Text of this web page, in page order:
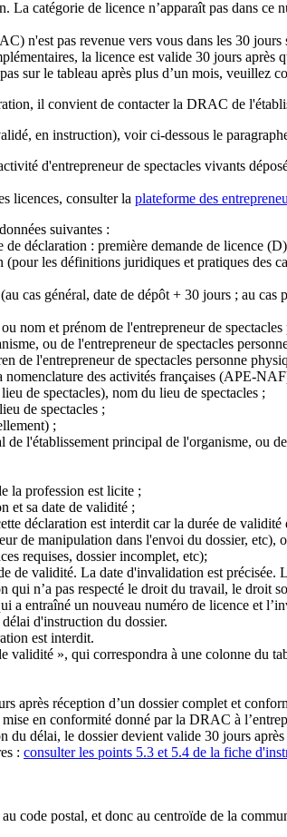
La catégorie de licence n’apparaît pas dans ce
n'est pas revenue vers vous dans les 30
la licence est valide 30 jours après
sur le tableau après plus d’un mois, veuillez
, il convient de contacter la DRAC de
en instruction), voir ci-dessous le
d'entrepreneur de spectacles vivants
licences, consulter la plateforme des
suivantes :
déclaration : première demande de licence
les définitions juridiques et pratiques des
cas général, date de dépôt + 30 jours ; au
nom et prénom de l'entrepreneur de
ou de l'entrepreneur de spectacles
de l'entrepreneur de spectacles personne
des activités françaises (APE-
de spectacles), nom du lieu de spectacles ;
de spectacles ;
;
l'établissement principal de l'organisme, ou
la profession est licite ;
et sa date de validité ;
déclaration est interdit car la durée de
de manipulation dans l'envoi du dossier,
requises, dossier incomplet, etc);
de validité. La date d'invalidation est
qui n’a pas respecté le droit du travail, le
a entraîné un nouveau numéro de licence et
d'instruction du dossier.
est interdit.
validité », qui correspondra à une colonne du
après réception d’un dossier complet et
en conformité donné par la DRAC à
du délai, le dossier devient valide 30 jours
: consulter les points 5.3 et 5.4 de la fiche
code postal, et donc au centroïde de la